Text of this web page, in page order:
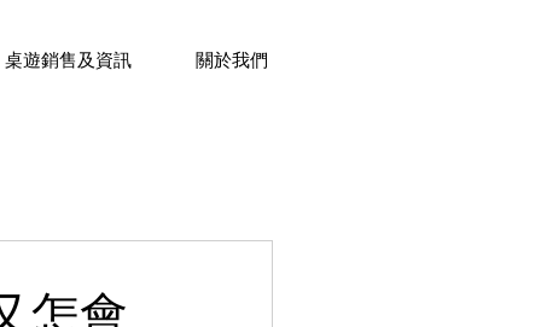
桌遊銷售及資訊 關於我們
怎會